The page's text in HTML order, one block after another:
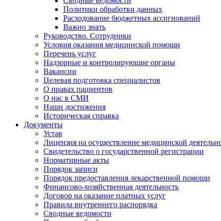
Политики обработки данных
Расходование бюджетных ассигнований
Важно знать
Руководство. Сотрудники
Условия оказания медицинской помощи
Перечень услуг
Надзорные и контролирующие органы
Вакансии
Целевая подготовка специалистов
О правах пациентов
О нас в СМИ
Наши достижения
Историческая справка
Документы
Устав
Лицензия на осуществление медицинской
Свидетельство о государственной регистрации
Нормативные акты
Порядок записи
Порядок предоставления лекарственной помощи
Финансово-хозяйственная деятельность
Договор на оказание платных услуг
Правила внутреннего распорядка
Сводные ведомости